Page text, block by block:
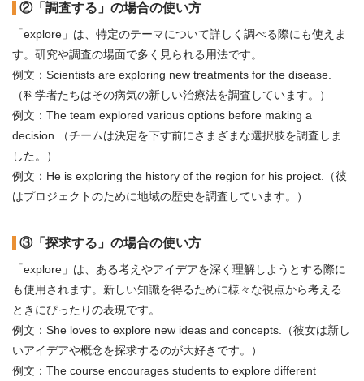
②「調査する」の場合の使い方
「explore」は、特定のテーマについて詳しく調べる際にも使えま
す。研究や調査の場面で多く見られる用法です。
例文：Scientists are exploring new treatments for the disease.
（科学者たちはその病気の新しい治療法を調査しています。）
例文：The team explored various options before making a
decision.（チームは決定を下す前にさまざまな選択肢を調査しま
した。）
例文：He is exploring the history of the region for his project.（彼
はプロジェクトのために地域の歴史を調査しています。）
③「探求する」の場合の使い方
「explore」は、ある考えやアイデアを深く理解しようとする際に
も使用されます。新しい知識を得るために様々な視点から考える
ときにぴったりの表現です。
例文：She loves to explore new ideas and concepts.（彼女は新し
いアイデアや概念を探求するのが大好きです。）
例文：The course encourages students to explore different